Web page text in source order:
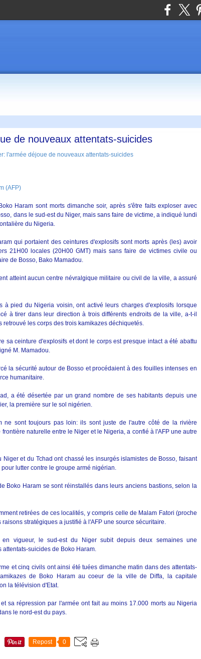
de nouveaux attentats-suicides
(AFP)
Haram sont morts dimanche soir, après s'être faits exploser avec
dans le sud-est du Niger, mais sans faire de victime, a indiqué lundi
du Nigeria.
qui portaient des ceintures d'explosifs sont morts après (les) avoir
21H00 locales (20H00 GMT) mais sans faire de victimes civile ou
de Bosso, Bako Mamadou.
atteint aucun centre névralgique militaire ou civil de la ville, a assuré
à pied du Nigeria voisin, ont activé leurs charges d'explosifs lorsque
à tirer dans leur direction à trois différents endroits de la ville, a-t-il
retrouvé les corps des trois kamikazes déchiquetés.
sa ceinture d'explosifs et dont le corps est presque intact a été abattu
M. Mamadou.
la sécurité autour de Bosso et procédaient à des fouilles intenses en
humanitaire.
a été désertée par un grand nombre de ses habitants depuis une
la première sur le sol nigérien.
ne sont toujours pas loin: ils sont juste de l'autre côté de la rivière
frontière naturelle entre le Niger et le Nigeria, a confié à l'AFP une autre
Niger et du Tchad ont chassé les insurgés islamistes de Bosso, faisant
lutter contre le groupe armé nigérian.
Boko Haram se sont réinstallés dans leurs anciens bastions, selon la
retirées de ces localités, y compris celle de Malam Fatori (proche
stratégiques a justifié à l'AFP une source sécuritaire.
vigueur, le sud-est du Niger subit depuis deux semaines une
suicides de Boko Haram.
et cinq civils ont ainsi été tuées dimanche matin dans des attentats-
de Boko Haram au coeur de la ville de Diffa, la capitale
la télévision d'Etat.
sa répression par l'armée ont fait au moins 17.000 morts au Nigeria
le nord-est du pays.
Repost 0